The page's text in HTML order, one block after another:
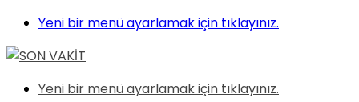
Yeni bir menü ayarlamak için tıklayınız.
Yeni bir menü ayarlamak için tıklayınız.